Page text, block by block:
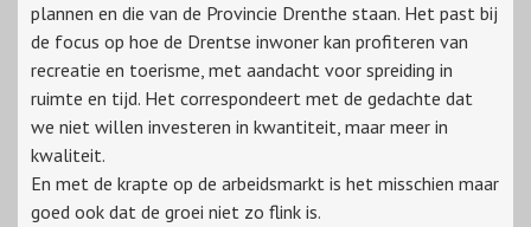
plannen en die van de Provincie Drenthe staan. Het past bij
de focus op hoe de Drentse inwoner kan profiteren van
recreatie en toerisme, met aandacht voor spreiding in
ruimte en tijd. Het correspondeert met de gedachte dat
we niet willen investeren in kwantiteit, maar meer in
kwaliteit.
En met de krapte op de arbeidsmarkt is het misschien maar
goed ook dat de groei niet zo flink is.